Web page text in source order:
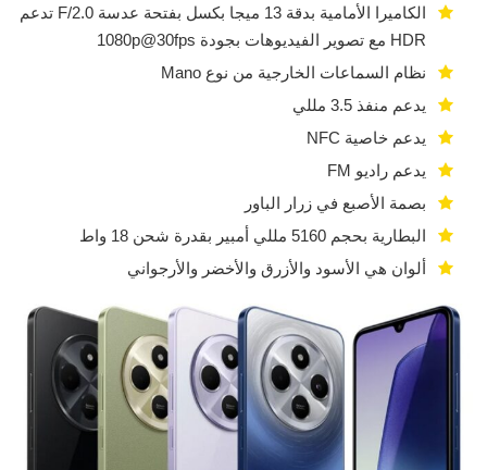
الكاميرا الأمامية بدقة 13 ميجا بكسل بفتحة عدسة F/2.0 تدعم
HDR مع تصوير الفيديوهات بجودة 1080p@30fps
نظام السماعات الخارجية من نوع Mano
يدعم منفذ 3.5 مللي
يدعم خاصية NFC
يدعم راديو FM
بصمة الأصبع في زرار الباور
البطارية بحجم 5160 مللي أمبير بقدرة شحن 18 واط
ألوان هي الأسود والأزرق والأخضر والأرجواني